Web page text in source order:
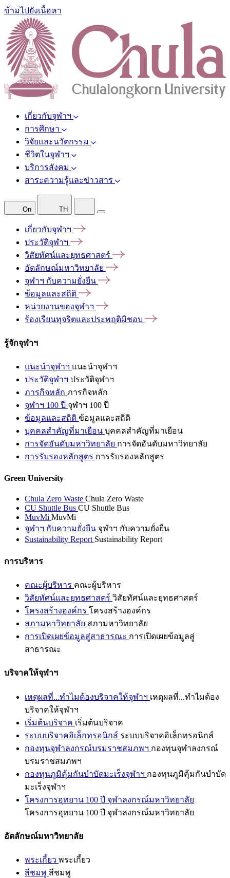
ข้ามไปยังเนื้อหา
เกี่ยวกับจุฬาฯ
การศึกษา
วิจัยและนวัตกรรม
ชีวิตในจุฬาฯ
บริการสังคม
สาระความรู้และข่าวสาร
On TH
เกี่ยวกับจุฬาฯ
ประวัติจุฬาฯ
วิสัยทัศน์และยุทธศาสตร์
อัตลักษณ์มหาวิทยาลัย
จุฬาฯ กับความยั่งยืน
ข้อมูลและสถิติ
หน่วยงานของจุฬาฯ
ร้องเรียนทุจริตและประพฤติมิชอบ
รู้จักจุฬาฯ
แนะนำจุฬาฯ แนะนำจุฬาฯ
ประวัติจุฬาฯ ประวัติจุฬาฯ
ภารกิจหลัก ภารกิจหลัก
จุฬาฯ 100 ปี จุฬาฯ 100 ปี
ข้อมูลและสถิติ ข้อมูลและสถิติ
บุคคลสำคัญที่มาเยือน บุคคลสำคัญที่มาเยือน
การจัดอันดับมหาวิทยาลัย การจัดอันดับมหาวิทยาลัย
การรับรองหลักสูตร การรับรองหลักสูตร
Green University
Chula Zero Waste Chula Zero Waste
CU Shuttle Bus CU Shuttle Bus
MuvMi MuvMi
จุฬาฯ กับความยั่งยืน จุฬาฯ กับความยั่งยืน
Sustainability Report Sustainability Report
การบริหาร
คณะผู้บริหาร คณะผู้บริหาร
วิสัยทัศน์และยุทธศาสตร์ วิสัยทัศน์และยุทธศาสตร์
โครงสร้างองค์กร โครงสร้างองค์กร
สภามหาวิทยาลัย สภามหาวิทยาลัย
การเปิดเผยข้อมูลสู่สาธารณะ การเปิดเผยข้อมูลสู่
สาธารณะ
บริจาคให้จุฬาฯ
เหตุผลที่...ทำไมต้องบริจาคให้จุฬาฯ เหตุผลที่...ทำไมต้อง
บริจาคให้จุฬาฯ
เริ่มต้นบริจาค เริ่มต้นบริจาค
ระบบบริจาคอิเล็กทรอนิกส์ ระบบบริจาคอิเล็กทรอนิกส์
กองทุนจุฬาลงกรณ์บรมราชสมภพฯ กองทุนจุฬาลงกรณ์
บรมราชสมภพฯ
กองทุนภูมิคุ้มกันบำบัดมะเร็งจุฬาฯ กองทุนภูมิคุ้มกันบำบัด
มะเร็งจุฬาฯ
โครงการอุทยาน 100 ปี จุฬาลงกรณ์มหาวิทยาลัย
โครงการอุทยาน 100 ปี จุฬาลงกรณ์มหาวิทยาลัย
อัตลักษณ์มหาวิทยาลัย
พระเกี้ยว พระเกี้ยว
สีชมพู สีชมพู